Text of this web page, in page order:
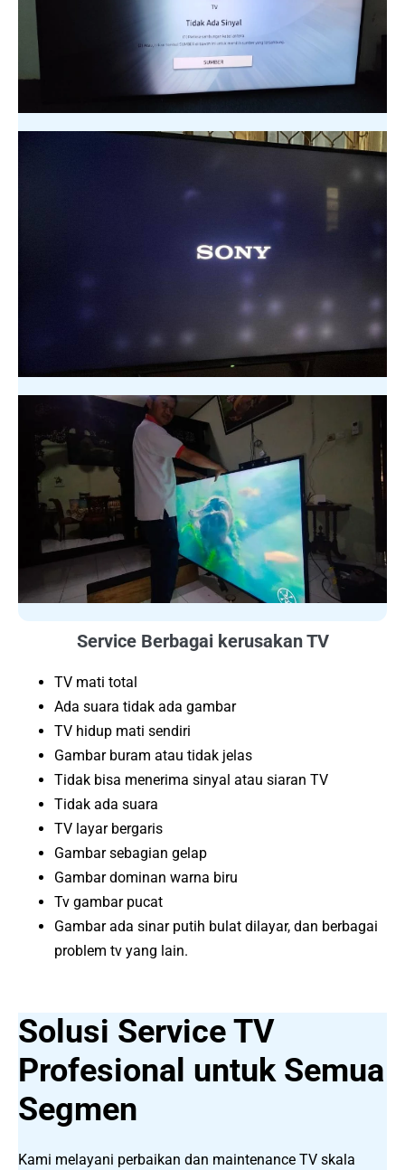
Service Berbagai kerusakan TV
TV mati total
Ada suara tidak ada gambar
TV hidup mati sendiri
Gambar buram atau tidak jelas
Tidak bisa menerima sinyal atau siaran TV
Tidak ada suara
TV layar bergaris
Gambar sebagian gelap
Gambar dominan warna biru
Tv gambar pucat
Gambar ada sinar putih bulat dilayar, dan berbagai
problem tv yang lain.
Solusi Service TV
Profesional untuk Semua
Segmen
Kami melayani perbaikan dan maintenance TV skala